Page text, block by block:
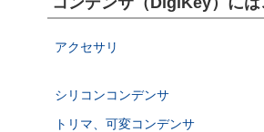
アクセサリ
シリコンコンデンサ
トリマ、可変コンデンサ